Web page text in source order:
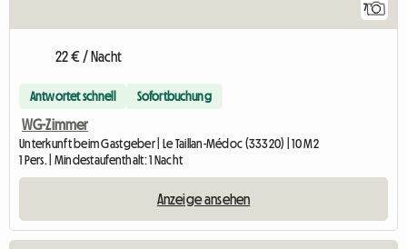
7
22 € / Nacht
Antwortet schnell Sofortbuchung
WG-Zimmer
Unterkunft beim Gastgeber | Le Taillan-Médoc (33320) | 10 M2
1 Pers. | Mindestaufenthalt: 1 Nacht
Anzeige ansehen